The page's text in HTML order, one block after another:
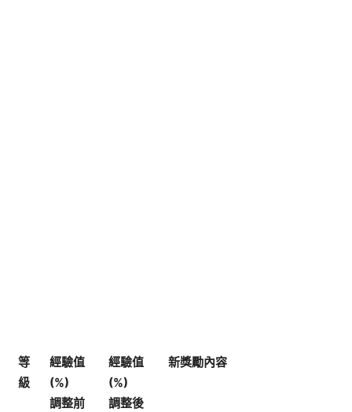
等
級
經驗值
(%)
調整前
經驗值
(%)
調整後
新獎勵內容